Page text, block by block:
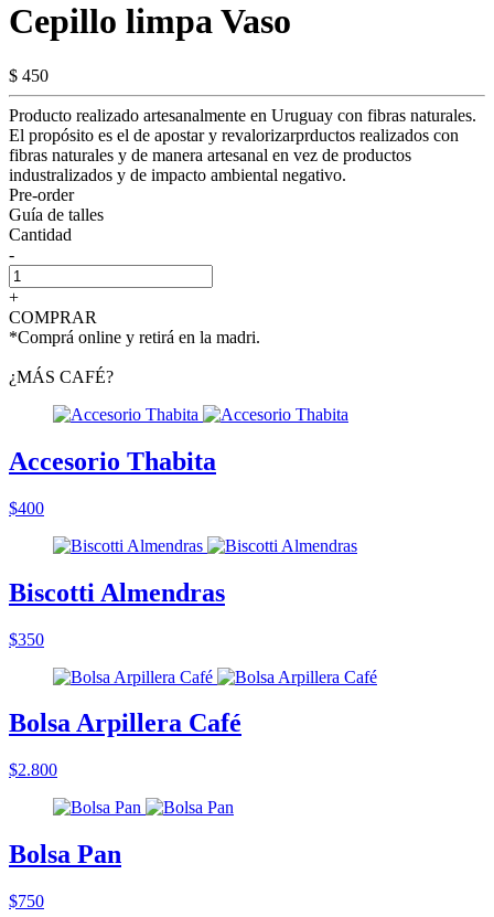
Cepillo limpa Vaso
$ 450
Producto realizado artesanalmente en Uruguay con fibras naturales.
El propósito es el de apostar y revalorizarprductos realizados con
fibras naturales y de manera artesanal en vez de productos
industralizados y de impacto ambiental negativo.
Pre-order
Guía de talles
Cantidad
-
+
COMPRAR
*Comprá online y retirá en la madri.
¿MÁS CAFÉ?
Accesorio Thabita
$400
Biscotti Almendras
$350
Bolsa Arpillera Café
$2.800
Bolsa Pan
$750